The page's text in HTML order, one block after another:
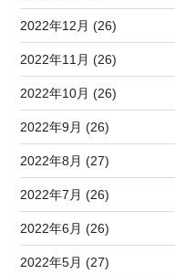
2022年12月 (26)
2022年11月 (26)
2022年10月 (26)
2022年9月 (26)
2022年8月 (27)
2022年7月 (26)
2022年6月 (26)
2022年5月 (27)